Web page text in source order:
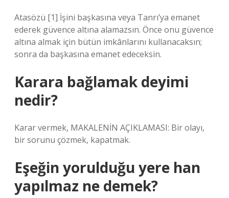
Atasözü [1] İşini başkasına veya Tanrı’ya emanet
ederek güvence altına alamazsın. Önce onu güvence
altına almak için bütün imkânlarını kullanacaksın;
sonra da başkasına emanet edeceksin.
Karara bağlamak deyimi
nedir?
Karar vermek, MAKALENİN AÇIKLAMASI: Bir olayı,
bir sorunu çözmek, kapatmak.
Eşeğin yorulduğu yere han
yapılmaz ne demek?